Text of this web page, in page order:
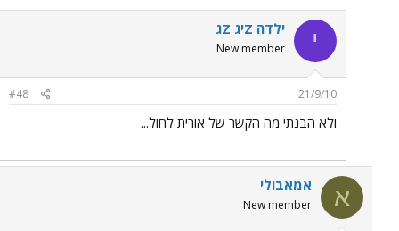
י ילדה Zיג Zג
New member
21/9/10
#48
ולא הבנתי מה הקשר של אורית לחול...
א אמאבולי
New member